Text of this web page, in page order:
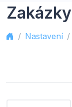
Zakázky
Nastavení